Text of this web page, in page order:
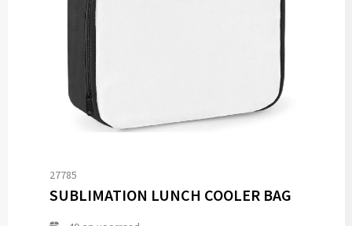
27785
SUBLIMATION LUNCH COOLER BAG